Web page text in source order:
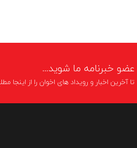
عضو خبرنامه ما شوید...
تا آخرین اخبار و رویداد های اخوان را از اینجا